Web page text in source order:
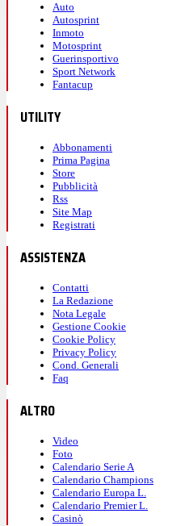
Auto
Autosprint
Inmoto
Motosprint
Guerinsportivo
Sport Network
Fantacup
UTILITY
Abbonamenti
Prima Pagina
Store
Pubblicità
Rss
Site Map
Registrati
ASSISTENZA
Contatti
La Redazione
Nota Legale
Gestione Cookie
Cookie Policy
Privacy Policy
Cond. Generali
Faq
ALTRO
Video
Foto
Calendario Serie A
Calendario Champions
Calendario Europa L.
Calendario Premier L.
Casinò